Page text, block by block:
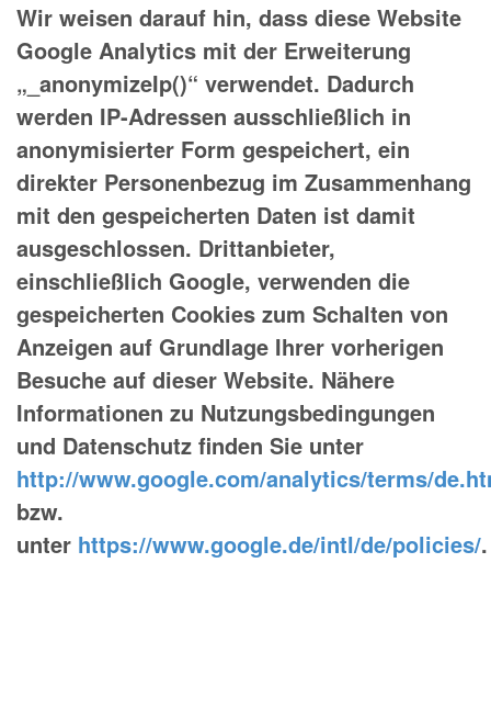
Wir weisen darauf hin, dass diese Website
Google Analytics mit der Erweiterung
„_anonymizeIp()“ verwendet. Dadurch
werden IP-Adressen ausschließlich in
anonymisierter Form gespeichert, ein
direkter Personenbezug im Zusammenhang
mit den gespeicherten Daten ist damit
ausgeschlossen. Drittanbieter,
einschließlich Google, verwenden die
gespeicherten Cookies zum Schalten von
Anzeigen auf Grundlage Ihrer vorherigen
Besuche auf dieser Website. Nähere
Informationen zu Nutzungsbedingungen
und Datenschutz finden Sie unter
http://www.google.com/analytics/terms/
bzw.
unter https://www.google.de/intl/de/policies/.